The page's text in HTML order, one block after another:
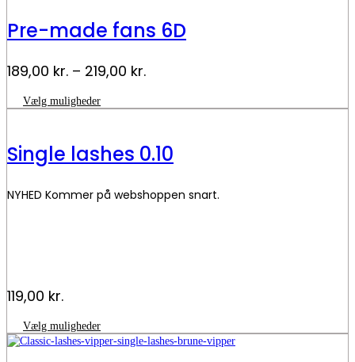
varianter.
Mulighederne
vælges
Pre-made fans 6D
189,00 kr. – 219,00 kr.Prisinterval:
til
Vælg muligheder
vare
varianter.
Mulighederne
vælges
Single lashes 0.10
NYHED Kommer på webshoppen snart.
119,00 kr.
Vælg muligheder
vare